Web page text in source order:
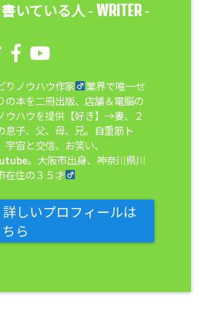
いている人 - WRITER -
りノウハウ作家
業界で唯一せ
の本を二冊出版、店舗＆電脳の
ウハウを提供【好き】→妻、２
息子、父、母、兄。自重筋ト
宇宙と交信、お笑い、
。大阪市出身、神奈川県川
在住の３５才
詳しいプロフィールは
ちら